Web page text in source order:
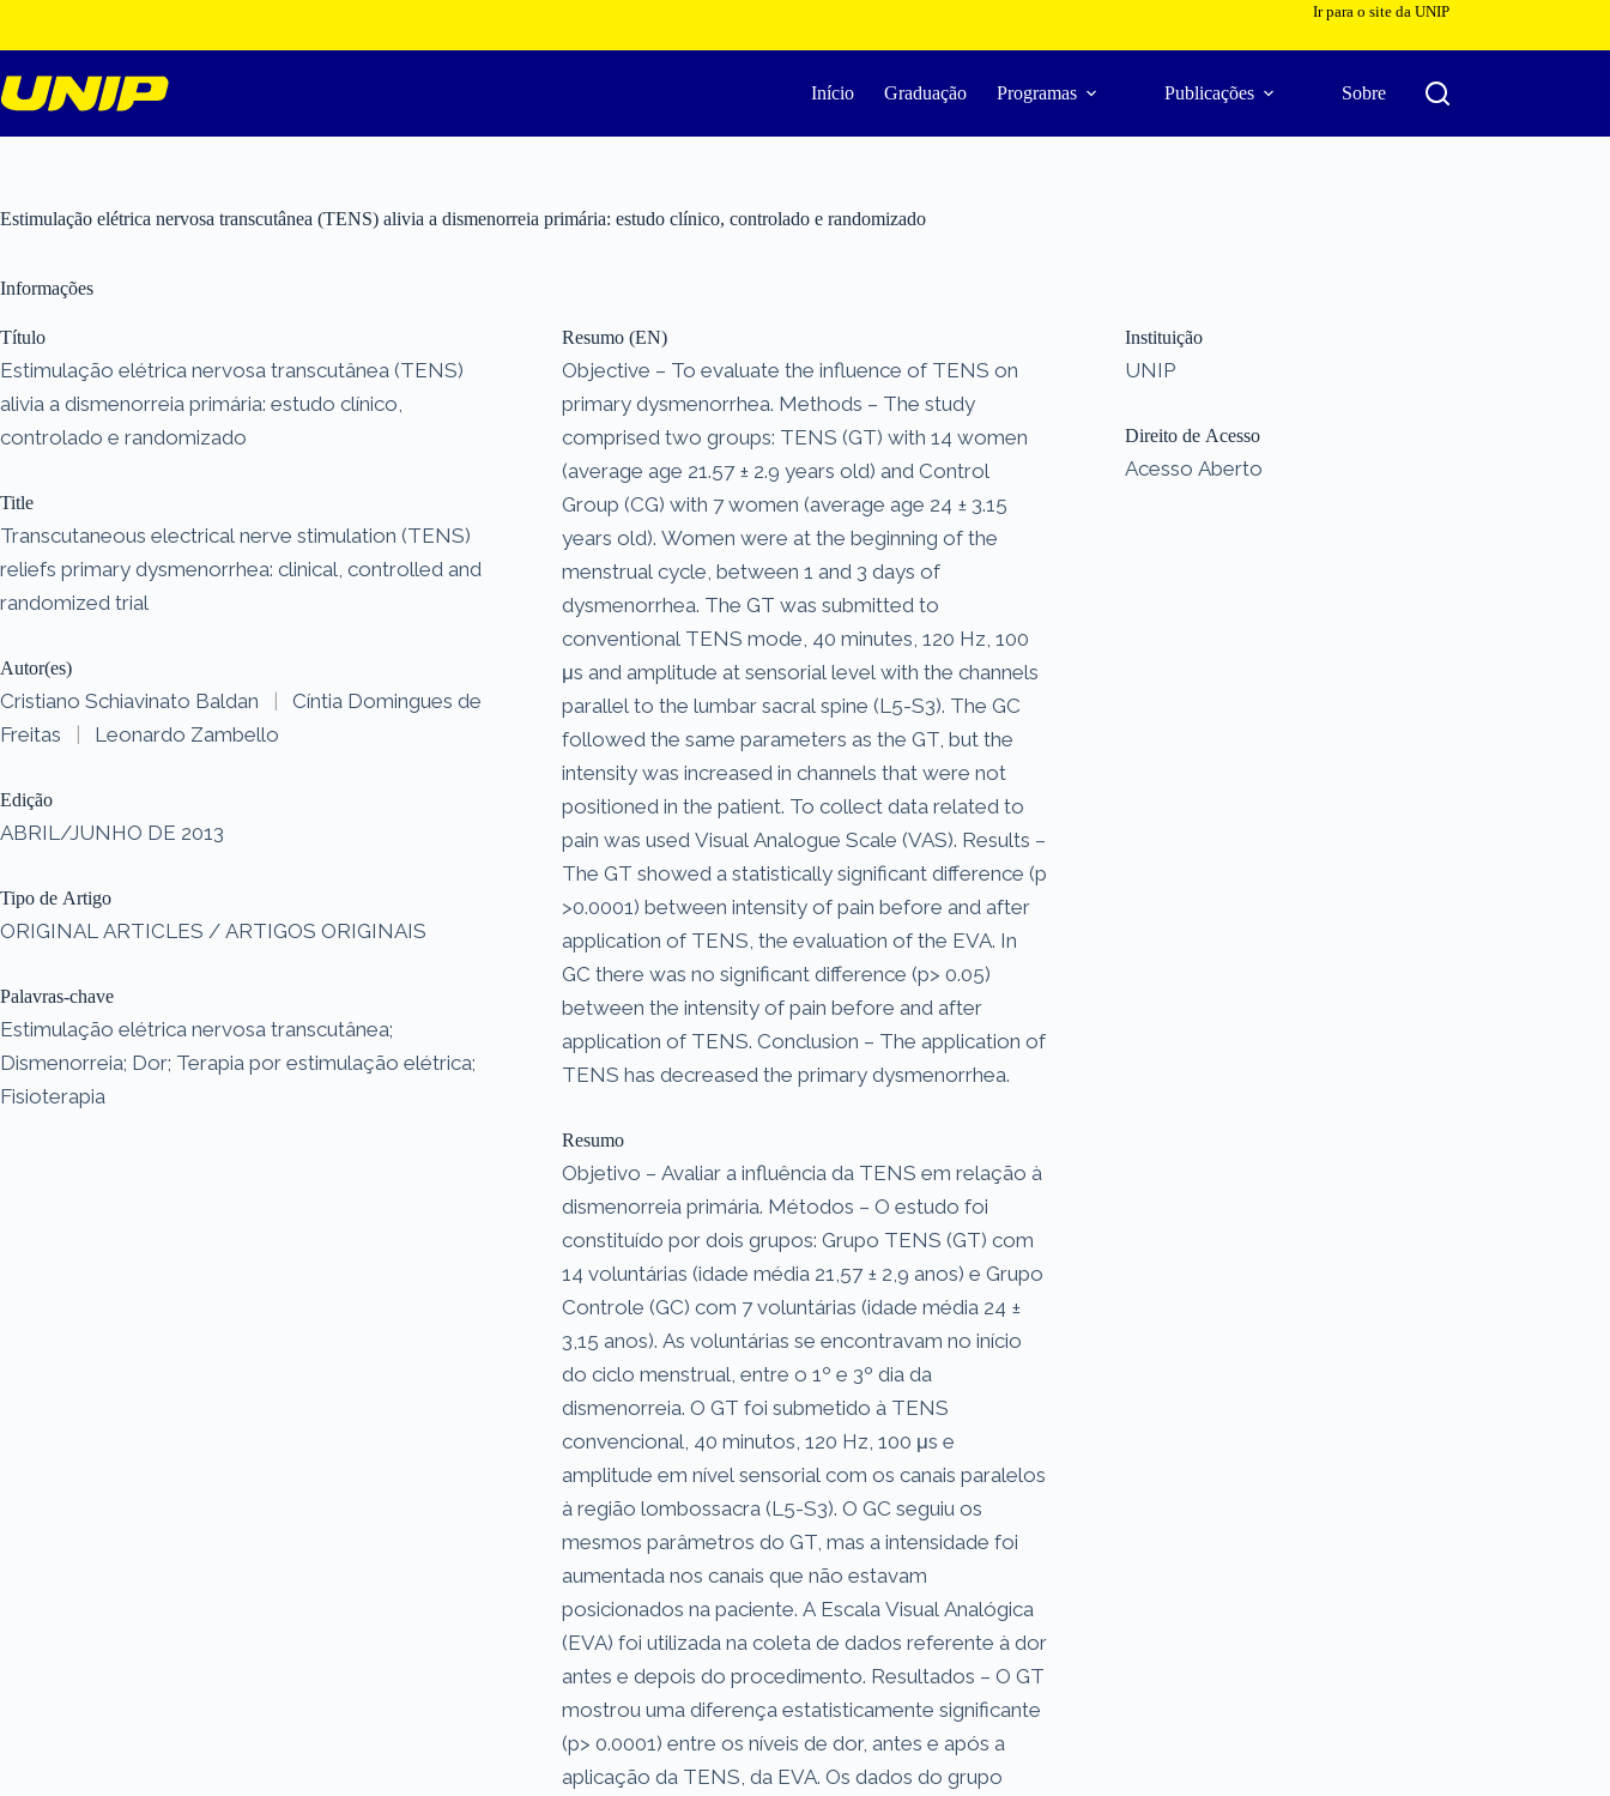
o
conteúdo
Ir para o site da UNIP
Início Graduação Programas Publicações Sobre
Estimulação elétrica nervosa transcutânea (TENS) alivia a dismenorreia primária: estudo clínico, controlado e randomizado
Informações
Título
Estimulação elétrica nervosa transcutânea (TENS)
alivia a dismenorreia primária: estudo clínico,
controlado e randomizado
Title
Transcutaneous electrical nerve stimulation (TENS)
reliefs primary dysmenorrhea: clinical, controlled and
randomized trial
Autor(es)
Cristiano Schiavinato Baldan |
Cíntia Domingues de
Freitas
| Leonardo Zambello
Edição
ABRIL/JUNHO DE 2013
Tipo de Artigo
ORIGINAL ARTICLES / ARTIGOS ORIGINAIS
Palavras-chave
Estimulação elétrica nervosa transcutânea;
Dismenorreia; Dor; Terapia por estimulação elétrica;
Fisioterapia
Resumo (EN)
Objective – To evaluate the influence of TENS on
primary dysmenorrhea. Methods – The study
comprised two groups: TENS (GT) with 14 women
(average age 21.57 ± 2.9 years old) and Control
Group (CG) with 7 women (average age 24 ± 3.15
years old). Women were at the beginning of the
menstrual cycle, between 1 and 3 days of
dysmenorrhea. The GT was submitted to
conventional TENS mode, 40 minutes, 120 Hz, 100
μs and amplitude at sensorial level with the channels
parallel to the lumbar sacral spine (L5-S3). The GC
followed the same parameters as the GT, but the
intensity was increased in channels that were not
positioned in the patient. To collect data related to
pain was used Visual Analogue Scale (VAS). Results –
The GT showed a statistically significant difference (p
>0.0001) between intensity of pain before and after
application of TENS, the evaluation of the EVA. In
GC there was no significant difference (p> 0.05)
between the intensity of pain before and after
application of TENS. Conclusion – The application of
TENS has decreased the primary dysmenorrhea.
Resumo
Objetivo – Avaliar a influência da TENS em relação à
dismenorreia primária. Métodos – O estudo foi
constituído por dois grupos: Grupo TENS (GT) com
14 voluntárias (idade média 21,57 ± 2,9 anos) e Grupo
Controle (GC) com 7 voluntárias (idade média 24 ±
3,15 anos). As voluntárias se encontravam no início
do ciclo menstrual, entre o 1º e 3º dia da
dismenorreia. O GT foi submetido à TENS
convencional, 40 minutos, 120 Hz, 100 μs e
amplitude em nível sensorial com os canais paralelos
à região lombossacra (L5-S3). O GC seguiu os
mesmos parâmetros do GT, mas a intensidade foi
aumentada nos canais que não estavam
posicionados na paciente. A Escala Visual Analógica
(EVA) foi utilizada na coleta de dados referente à dor
antes e depois do procedimento. Resultados – O GT
mostrou uma diferença estatisticamente significante
(p> 0.0001) entre os níveis de dor, antes e após a
aplicação da TENS, da EVA. Os dados do grupo
Instituição
UNIP
Direito de Acesso
Acesso Aberto